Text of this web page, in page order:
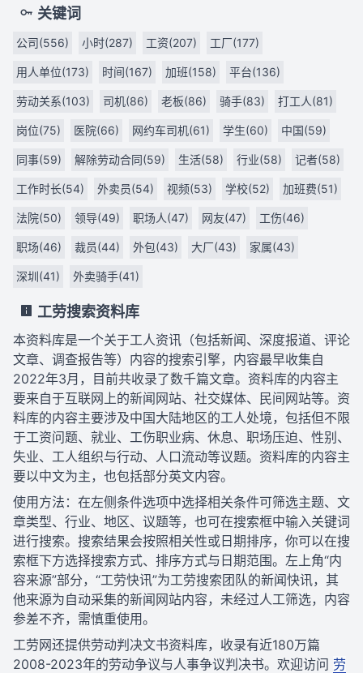
关键词
公司(556) 小时(287) 工资(207) 工厂(177)
用人单位(173) 时间(167) 加班(158) 平台(136)
劳动关系(103) 司机(86) 老板(86) 骑手(83) 打工人(81)
岗位(75) 医院(66) 网约车司机(61) 学生(60) 中国(59)
同事(59) 解除劳动合同(59) 生活(58) 行业(58) 记者(58)
工作时长(54) 外卖员(54) 视频(53) 学校(52) 加班费(51)
法院(50) 领导(49) 职场人(47) 网友(47) 工伤(46)
职场(46) 裁员(44) 外包(43) 大厂(43) 家属(43)
深圳(41) 外卖骑手(41)
工劳搜索资料库
本资料库是一个关于工人资讯（包括新闻、深度报道、评论
文章、调查报告等）内容的搜索引擎，内容最早收集自
2022年3月，目前共收录了数千篇文章。资料库的内容主
要来自于互联网上的新闻网站、社交媒体、民间网站等。资
料库的内容主要涉及中国大陆地区的工人处境，包括但不限
于工资问题、就业、工伤职业病、休息、职场压迫、性别、
失业、工人组织与行动、人口流动等议题。资料库的内容主
要以中文为主，也包括部分英文内容。
使用方法：在左侧条件选项中选择相关条件可筛选主题、文
章类型、行业、地区、议题等，也可在搜索框中输入关键词
进行搜索。搜索结果会按照相关性或日期排序，你可以在搜
索框下方选择搜索方式、排序方式与日期范围。左上角“内
容来源”部分，“工劳快讯”为工劳搜索团队的新闻快讯，其
他来源为自动采集的新闻网站内容，未经过人工筛选，内容
参差不齐，需慎重使用。
工劳网还提供劳动判决文书资料库，收录有近180万篇
2008-2023年的劳动争议与人事争议判决书。欢迎访问 劳